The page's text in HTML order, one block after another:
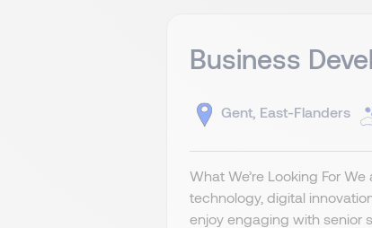
Business
Gent, East-Flanders
What We’re Looking For
technology, digital
enjoy engaging with senior